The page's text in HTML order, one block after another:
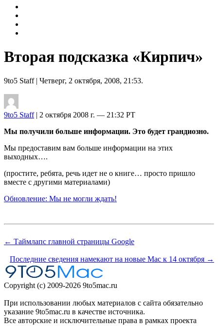
Вторая подсказка «Кирпич»
9to5 Staff| Четверг, 2 октября, 2008, 21:53.
9to5 Staff| 2 октября 2008 г. — 21:32 PT
Мы получили больше информации. Это будет грандиозно.
Мы предоставим вам больше информации на этих
выходных….
(простите, ребята, речь идет не о книге… просто пришло
вместе с другими материалами)
Обновление: Мы не могли ждать!
← Таймлапс главной страницы Google
Последние сведения намекают на новые Mac к 14 октября →
Copyright (c) 2009-2026 9to5mac.ru
При использовании любых материалов с сайта обязательно
указание 9to5mac.ru в качестве источника.
Все авторские и исключительные права в рамках проекта